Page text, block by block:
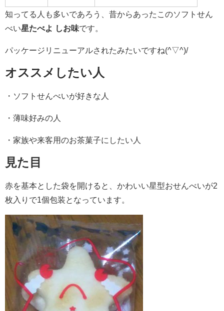
知ってる人も多いであろう、昔からあったこのソフトせん
べい星たべよ しお味です。
パッケージリニューアルされたみたいですね(^▽^)/
オススメしたい人
・ソフトせんべいが好きな人
・薄味好みの人
・家族や来客用のお茶菓子にしたい人
見た目
赤を基本とした袋を開けると、かわいい星型おせんべいが2
枚入りで1個包装となっています。